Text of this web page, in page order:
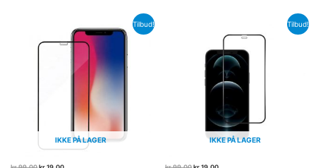
Tilbud!
IKKE PÅ LAGER
Tilbud!
IKKE PÅ LAGER